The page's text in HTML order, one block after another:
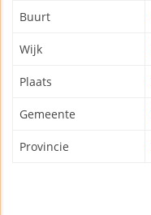
Buurt
Wijk
Plaats
Gemeente
Provincie